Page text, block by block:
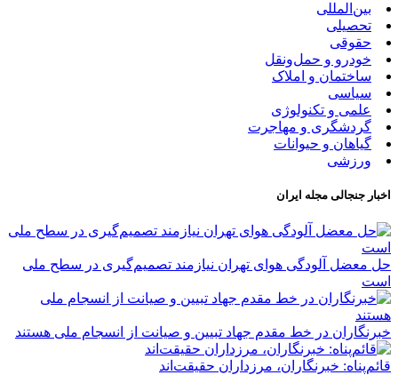
بین‌المللی
تحصیلی
حقوقی
خودرو و حمل‌و‌نقل
ساختمان و املاک
سیاسی
علمی و تکنولوژی
گردشگری و مهاجرت
گیاهان و حیوانات
ورزشی
اخبار جنجالی مجله ایران
حل معضل آلودگی هوای تهران نیازمند تصمیم‌گیری در سطح ملی
است
خبرنگاران در خط مقدم جهاد تبیین و صیانت از انسجام ملی هستند
قائم‌پناه: ‏خبرنگاران، مرزداران حقیقت‌اند